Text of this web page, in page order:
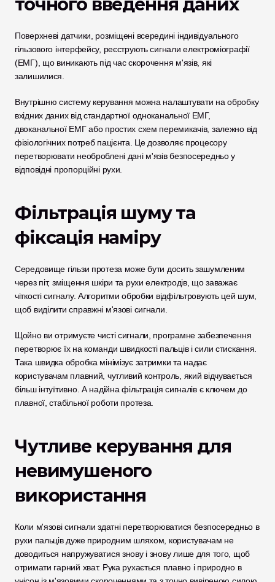
Поверхневі датчики, розміщені всередині індивідуального
гільзового інтерфейсу, реєструють сигнали електроміографії
(ЕМГ), що виникають під час скорочення м'язів, які
залишилися.
Внутрішню систему керування можна налаштувати на обробку
вхідних даних від стандартної одноканальної ЕМГ,
двоканальної ЕМГ або простих схем перемикачів, залежно від
фізіологічних потреб пацієнта. Це дозволяє процесору
перетворювати необроблені дані м'язів безпосередньо у
відповідні пропорційні рухи.
Фільтрація шуму та
фіксація наміру
Середовище гільзи протеза може бути досить зашумленим
через піт, зміщення шкіри та рухи електродів, що заважає
чіткості сигналу. Алгоритми обробки відфільтровують цей шум,
щоб виділити справжні м'язові сигнали.
Щойно ви отримуєте чисті сигнали, програмне забезпечення
перетворює їх на команди швидкості пальців і сили стискання.
Така швидка обробка мінімізує затримки та надає
користувачам плавний, чутливий контроль, який відчувається
більш інтуїтивно. А надійна фільтрація сигналів є ключем до
плавної, стабільної роботи протеза.
Чутливе керування для
невимушеного
використання
Коли м'язові сигнали здатні перетворюватися безпосередньо в
рухи пальців дуже природним шляхом, користувачам не
доводиться напружуватися знову і знову лише для того, щоб
отримати гарний хват. Рука рухається плавно і природно в